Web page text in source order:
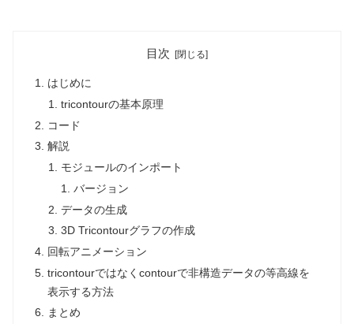
目次
はじめに
tricontourの基本原理
コード
解説
モジュールのインポート
バージョン
データの生成
3D Tricontourグラフの作成
回転アニメーション
tricontourではなくcontourで非構造データの等高線を
表示する方法
まとめ